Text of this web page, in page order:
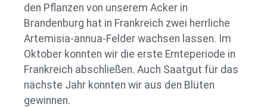
den Pflanzen von unserem Acker in
Brandenburg hat in Frankreich zwei herrliche
Artemisia-annua-Felder wachsen lassen. Im
Oktober konnten wir die erste Ernteperiode in
Frankreich abschließen. Auch Saatgut für das
nächste Jahr konnten wir aus den Blüten
gewinnen.